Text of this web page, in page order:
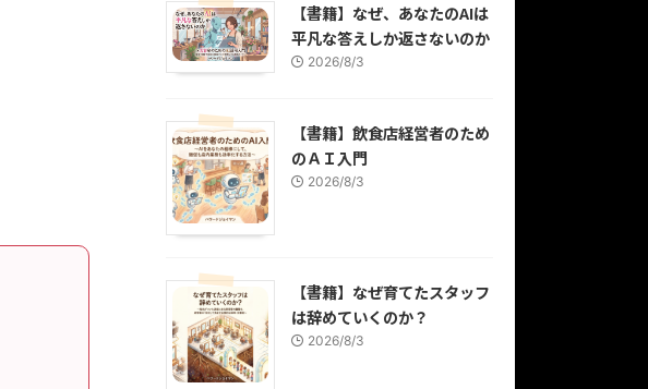
【書籍】なぜ、あなたのAIは
平凡な答えしか返さないのか
2026/8/3
【書籍】飲食店経営者のため
のＡＩ入門
2026/8/3
【書籍】なぜ育てたスタッフ
は辞めていくのか？
2026/8/3